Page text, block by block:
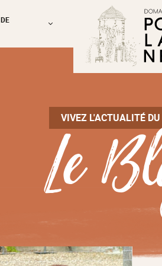
VIVEZ L'ACTUALITÉ
Le